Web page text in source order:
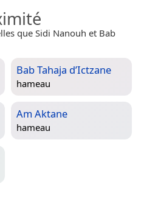
que Sidi Nanouh et Bab
Bab Tahaja d’Ictzane
hameau
Am Aktane
hameau